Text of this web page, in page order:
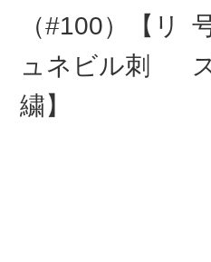
（#100）【リ
ュネビル刺
繍】